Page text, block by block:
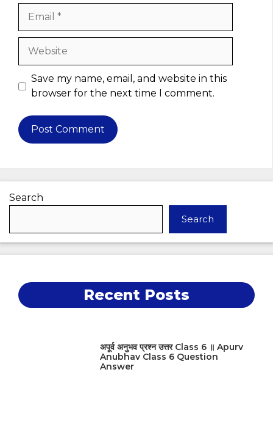
Website
Save my name, email, and website in this
browser for the next time I comment.
Search
Search
Recent Posts
अपूर्व अनुभव प्रश्न उत्तर Class 6 ॥ Apurv
Anubhav Class 6 Question
Answer